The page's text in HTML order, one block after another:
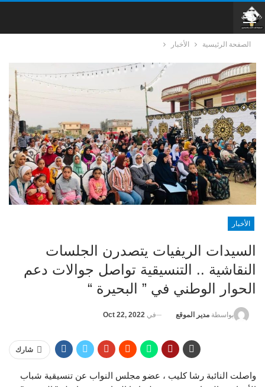
الصفحة الرئيسية الأخبار
الأخبار
السيدات الريفيات يتصدرن الجلسات
النقاشية .. التنسيقية تواصل جوالات دعم
الحوار الوطني في ” البحيرة “
بواسطة مدير الموقع في Oct 22, 2022
شارك
واصلت النائبة رشا كليب ، عضو مجلس النواب عن تنسيقية شباب